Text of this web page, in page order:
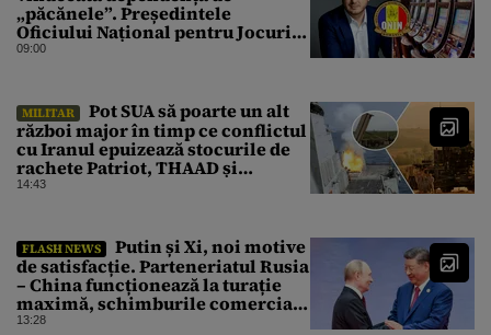
„păcănele”. Președintele
Oficiului Național pentru Jocuri
de Noroc propune o ordonanță de
unică
09:00
MILITAR
Pot SUA să poarte un alt
război major în timp ce conflictul
cu Iranul epuizează stocurile de
rachete Patriot, THAAD și
Tomahawk?
14:43
FLASH NEWS
Putin și Xi, noi motive
de satisfacție. Parteneriatul Rusia
– China funcționează la turație
maximă, schimburile comerciale
ating niveluri record
13:28